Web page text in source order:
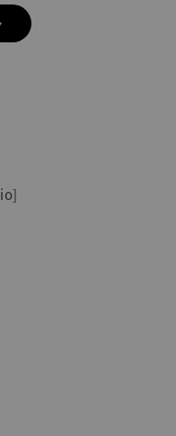
藏雕像 悟空 鳥山